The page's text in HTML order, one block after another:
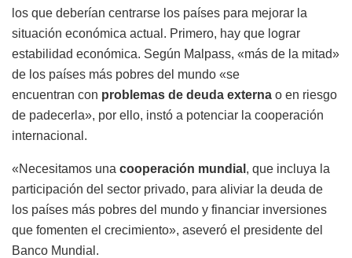
los que deberían centrarse los países para mejorar la
situación económica actual. Primero, hay que lograr
estabilidad económica. Según Malpass, «más de la mitad»
de los países más pobres del mundo «se
encuentran con problemas de deuda externa o en riesgo
de padecerla», por ello, instó a potenciar la cooperación
internacional.
«Necesitamos una cooperación mundial , que incluya la
participación del sector privado, para aliviar la deuda de
los países más pobres del mundo y financiar inversiones
que fomenten el crecimiento», aseveró el presidente del
Banco Mundial.